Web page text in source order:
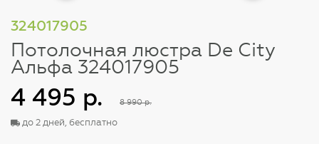
324017905
Потолочная люстра De City
Альфа 324017905
4 495 р. 8 990 р.
до 2 дней, бесплатно